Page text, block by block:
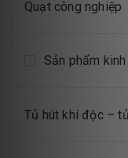
Quạt công nghiệp
Sản phẩm
Tủ hút khí độc –